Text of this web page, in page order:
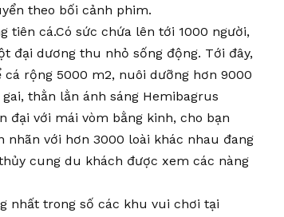
theo bối cảnh phim.
tiên cá.Có sức chứa lên tới 1000 người,
đại dương thu nhỏ sống động. Tới đây,
rộng 5000 m2, nuôi dưỡng hơn 9000
thằn lằn ánh sáng Hemibagrus
với mái vòm bằng kinh, cho bạn
nhãn với hơn 3000 loài khác nhau đang
cung du khách được xem các nàng
nhất trong số các khu vui chơi tại